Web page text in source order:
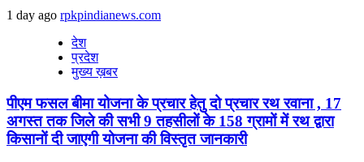
1 day ago rpkpindianews.com
देश
प्रदेश
मुख्य ख़बर
पीएम फसल बीमा योजना के प्रचार हेतु दो प्रचार रथ रवाना , 17
अगस्त तक जिले की सभी 9 तहसीलों के 158 ग्रामों में रथ द्वारा
किसानों दी जाएगी योजना की विस्तृत जानकारी